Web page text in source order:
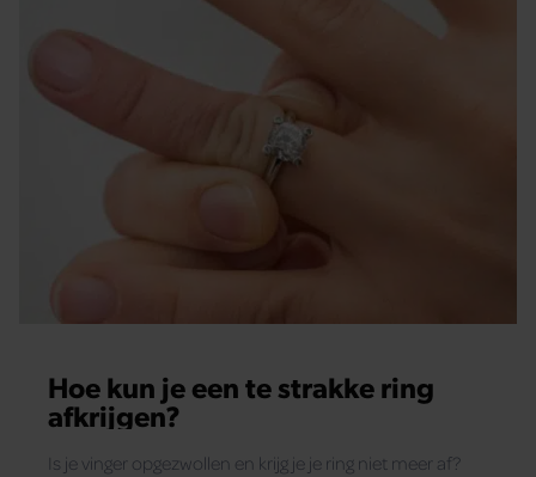
Hoe kun je een te strakke ring
afkrijgen?
Is je vinger opgezwollen en krijg je je ring niet meer af?